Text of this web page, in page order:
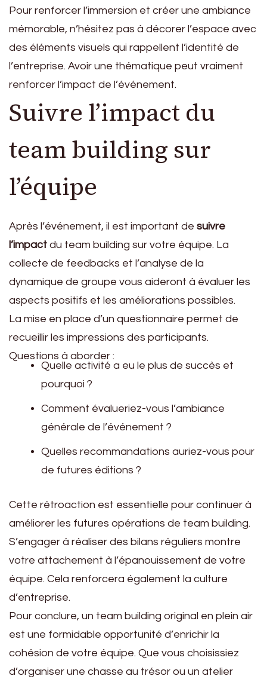
Pour renforcer l’immersion et créer une ambiance
mémorable, n’hésitez pas à décorer l’espace avec
des éléments visuels qui rappellent l’identité de
l’entreprise. Avoir une thématique peut vraiment
renforcer l’impact de l’événement.
Suivre l’impact du
team building sur
l’équipe
Après l’événement, il est important de suivre
l’impact du team building sur votre équipe. La
collecte de feedbacks et l’analyse de la
dynamique de groupe vous aideront à évaluer les
aspects positifs et les améliorations possibles.
La mise en place d’un questionnaire permet de
recueillir les impressions des participants.
Questions à aborder :
Quelle activité a eu le plus de succès et
pourquoi ?
Comment évalueriez-vous l’ambiance
générale de l’événement ?
Quelles recommandations auriez-vous pour
de futures éditions ?
Cette rétroaction est essentielle pour continuer à
améliorer les futures opérations de team building.
S’engager à réaliser des bilans réguliers montre
votre attachement à l’épanouissement de votre
équipe. Cela renforcera également la culture
d’entreprise.
Pour conclure, un team building original en plein air
est une formidable opportunité d’enrichir la
cohésion de votre équipe. Que vous choisissiez
d’organiser une chasse au trésor ou un atelier